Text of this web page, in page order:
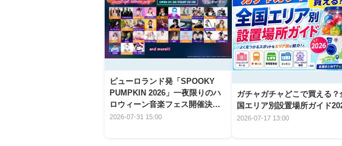
ピューロランド発「SPOOKY
PUMPKIN 2026」一夜限りのハ
ロウィーン音楽フェス開催決
定！
2026-07-31 15:00
ガチャガチャどこで買える？
国エリア別設置場所ガイド
2026-07-17 13:00